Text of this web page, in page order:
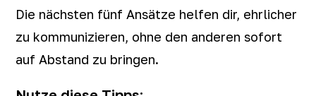
Die nächsten fünf Ansätze helfen dir, ehrlicher
zu kommunizieren, ohne den anderen sofort
auf Abstand zu bringen.